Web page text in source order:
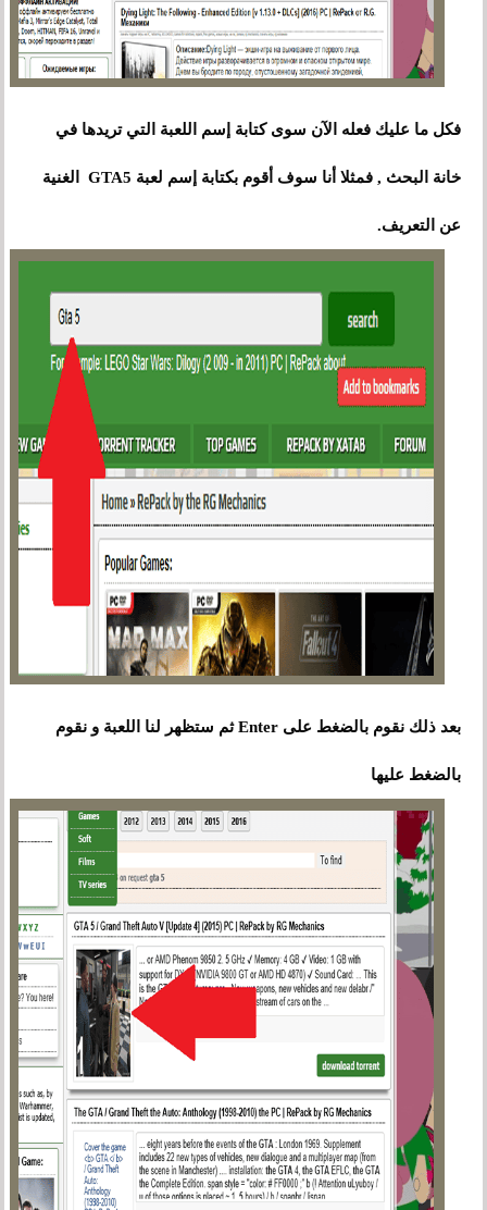
فكل ما عليك فعله الآن سوى كتابة إسم اللعبة التي تريدها في
خانة البحث , فمثلا أنا سوف أقوم بكتابة إسم لعبة GTA5 الغنية
عن التعريف.
بعد ذلك نقوم بالضغط على Enter ثم ستظهر لنا اللعبة و نقوم
بالضغط عليها